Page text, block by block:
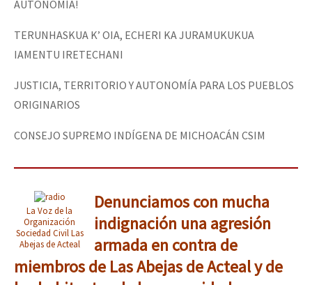
AUTONOMÍA!
TERUNHASKUA K’ OIA, ECHERI KA JURAMUKUKUA
IAMENTU IRETECHANI
JUSTICIA, TERRITORIO Y AUTONOMÍA PARA LOS PUEBLOS
ORIGINARIOS
CONSEJO SUPREMO INDÍGENA DE MICHOACÁN CSIM
La Voz de la
Organización
Sociedad Civil Las
Abejas de Acteal
Denunciamos con mucha
indignación una agresión
armada en contra de
miembros de Las Abejas de Acteal y de